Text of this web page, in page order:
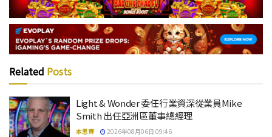
Related Posts
Light & Wonder 委任行業資深從業員Mike
Smith 出任亞洲區董事總經理
本思齊 2026年08月06日 09:46